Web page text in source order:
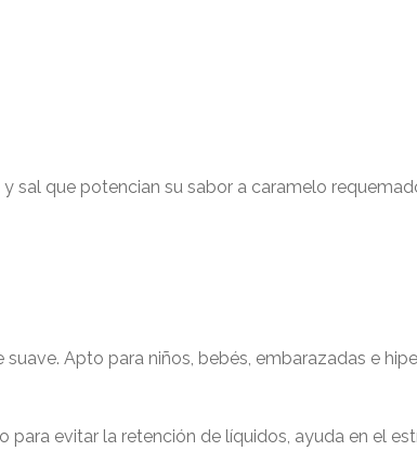
sal que potencian su sabor a caramelo
Apto para niños, bebés, embarazadas e
evitar la retención de líquidos, ayuda en el